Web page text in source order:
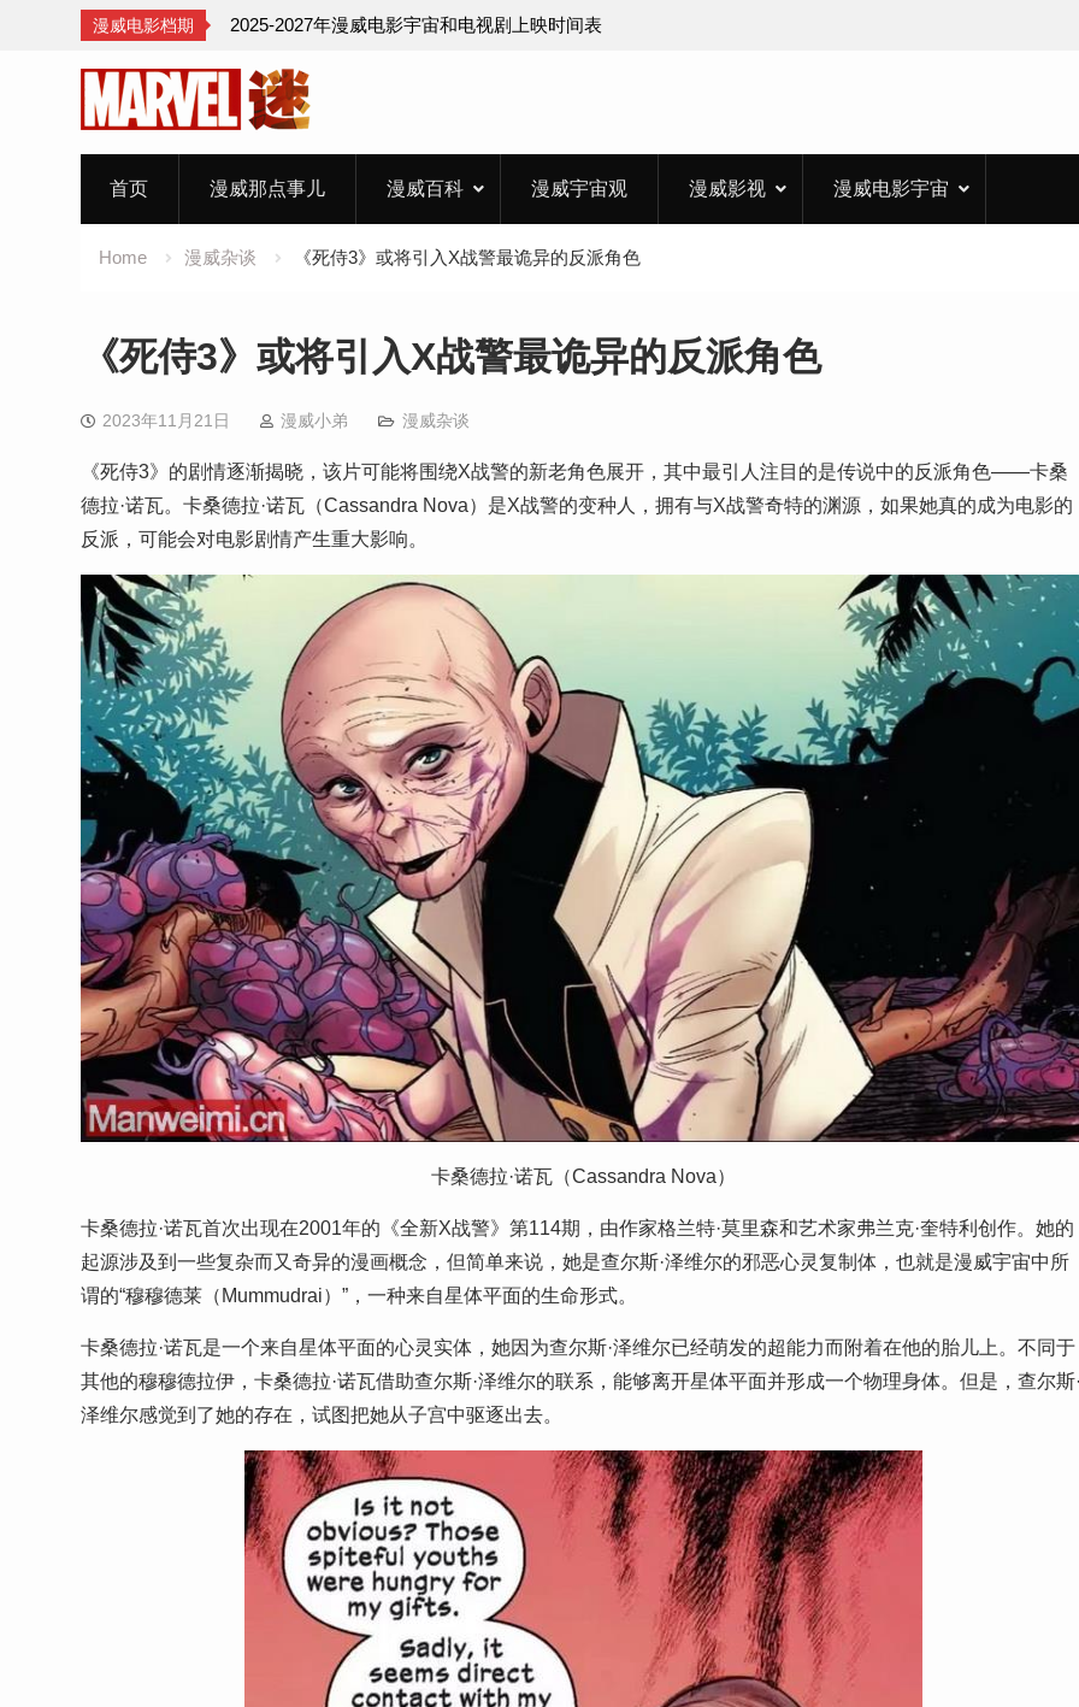
漫威电影档期
2025-2027年漫威电影宇宙和电视剧上映时间表
首页 漫威那点事儿 漫威百科 漫威宇宙观 漫威影视 漫威电影宇宙
Home 漫威杂谈 《死侍3》或将引入X战警最诡异的反派角色
《死侍3》或将引入X战警最诡异的反派角色
2023年11月21日 漫威小弟 漫威杂谈
《死侍3》的剧情逐渐揭晓，该片可能将围绕X战警的新老角色展开，其中最引人注目的是传说中的反派角色——卡桑
德拉·诺瓦。卡桑德拉·诺瓦（Cassandra Nova）是X战警的变种人，拥有与X战警奇特的渊源，如果她真的成为电影的
反派，可能会对电影剧情产生重大影响。
卡桑德拉·诺瓦（Cassandra Nova）
卡桑德拉·诺瓦首次出现在2001年的《全新X战警》第114期，由作家格兰特·莫里森和艺术家弗兰克·奎特利创作。她的
起源涉及到一些复杂而又奇异的漫画概念，但简单来说，她是查尔斯·泽维尔的邪恶心灵复制体，也就是漫威宇宙中所
谓的“穆穆德莱（Mummudrai）”，一种来自星体平面的生命形式。
卡桑德拉·诺瓦是一个来自星体平面的心灵实体，她因为查尔斯·泽维尔已经萌发的超能力而附着在他的胎儿上。不同于
其他的穆穆德拉伊，卡桑德拉·诺瓦借助查尔斯·泽维尔的联系，能够离开星体平面并形成一个物理身体。但是，查尔斯
泽维尔感觉到了她的存在，试图把她从子宫中驱逐出去。